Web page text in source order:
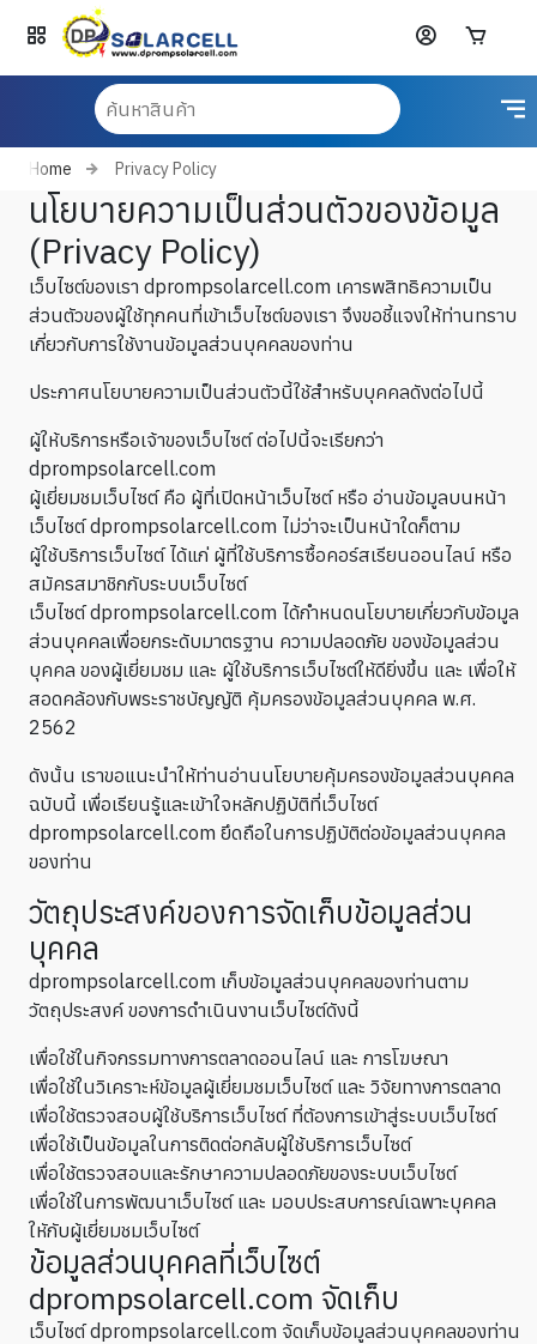
Home Privacy Policy
นโยบายความเป็นส่วนตัวของข้อมูล
(Privacy Policy)
เว็บไซต์ของเรา dprompsolarcell.com เคารพสิทธิความเป็น
ส่วนตัวของผู้ใช้ทุกคนที่เข้าเว็บไซต์ของเรา จึงขอชี้แจงให้ท่านทราบ
เกี่ยวกับการใช้งานข้อมูลส่วนบุคคลของท่าน
ประกาศนโยบายความเป็นส่วนตัวนี้ใช้สำหรับบุคคลดังต่อไปนี้
ผู้ให้บริการหรือเจ้าของเว็บไซต์ ต่อไปนี้จะเรียกว่า
dprompsolarcell.com
ผู้เยี่ยมชมเว็บไซต์ คือ ผู้ที่เปิดหน้าเว็บไซต์ หรือ อ่านข้อมูลบนหน้า
เว็บไซต์ dprompsolarcell.com ไม่ว่าจะเป็นหน้าใดก็ตาม
ผู้ใช้บริการเว็บไซต์ ได้แก่ ผู้ที่ใช้บริการซื้อคอร์สเรียนออนไลน์ หรือ
สมัครสมาชิกกับระบบเว็บไซต์
เว็บไซต์ dprompsolarcell.com ได้กำหนดนโยบายเกี่ยวกับข้อมูล
ส่วนบุคคลเพื่อยกระดับมาตรฐาน ความปลอดภัย ของข้อมูลส่วน
บุคคล ของผู้เยี่ยมชม และ ผู้ใช้บริการเว็บไซต์ให้ดียิ่งขึ้น และ เพื่อให้
สอดคล้องกับพระราชบัญญัติ คุ้มครองข้อมูลส่วนบุคคล พ.ศ.
2562
ดังนั้น เราขอแนะนำให้ท่านอ่านนโยบายคุ้มครองข้อมูลส่วนบุคคล
ฉบับนี้ เพื่อเรียนรู้และเข้าใจหลักปฏิบัติที่เว็บไซต์
dprompsolarcell.com ยึดถือในการปฏิบัติต่อข้อมูลส่วนบุคคล
ของท่าน
วัตถุประสงค์ของการจัดเก็บข้อมูลส่วน
บุคคล
dprompsolarcell.com เก็บข้อมูลส่วนบุคคลของท่านตาม
วัตถุประสงค์ ของการดำเนินงานเว็บไซต์ดังนี้
เพื่อใช้ในกิจกรรมทางการตลาดออนไลน์ และ การโฆษณา
เพื่อใช้ในวิเคราะห์ข้อมูลผู้เยี่ยมชมเว็บไซต์ และ วิจัยทางการตลาด
เพื่อใช้ตรวจสอบผู้ใช้บริการเว็บไซต์ ที่ต้องการเข้าสู่ระบบเว็บไซต์
เพื่อใช้เป็นข้อมูลในการติดต่อกลับผู้ใช้บริการเว็บไซต์
เพื่อใช้ตรวจสอบและรักษาความปลอดภัยของระบบเว็บไซต์
เพื่อใช้ในการพัฒนาเว็บไซต์ และ มอบประสบการณ์เฉพาะบุคคล
ใหักับผู้เยี่ยมชมเว็บไซต์
ข้อมูลส่วนบุคคลที่เว็บไซต์
dprompsolarcell.com จัดเก็บ
เว็บไซต์ dprompsolarcell.com จัดเก็บข้อมูลส่วนบุคคลของท่าน